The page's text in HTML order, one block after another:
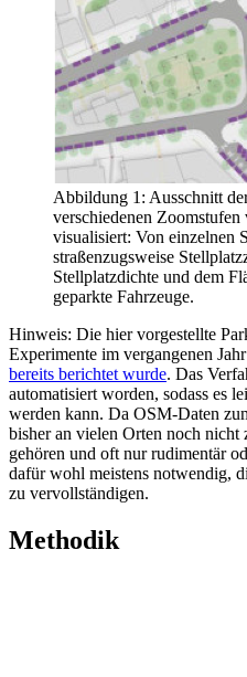
Abbildung 1: Ausschnitt
verschiedenen Zoomstufen
visualisiert: Von einzelnen
straßenzugsweise
Stellplatzdichte und dem
geparkte Fahrzeuge.
Hinweis: Die hier vorgestellte
Experimente im vergangenen
bereits berichtet wurde. Das
automatisiert worden, sodass es
werden kann. Da OSM-Daten
bisher an vielen Orten noch nicht
gehören und oft nur rudimentär
dafür wohl meistens notwendig,
zu vervollständigen.
Methodik